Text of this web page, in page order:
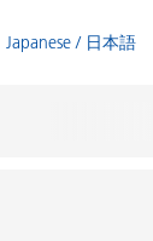
Japanese / 日本語